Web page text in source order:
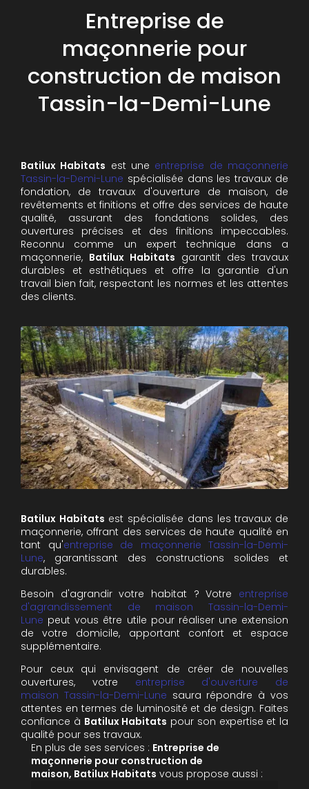
Entreprise de
maçonnerie pour
construction de maison
Tassin-la-Demi-Lune
Batilux Habitats est une entreprise de maçonnerie
Tassin-la-Demi-Lune spécialisée dans les travaux de
fondation, de travaux d'ouverture de maison, de
revêtements et finitions et offre des services de haute
qualité, assurant des fondations solides, des
ouvertures précises et des finitions impeccables.
Reconnu comme un expert technique dans a
maçonnerie, Batilux Habitats garantit des travaux
durables et esthétiques et offre la garantie d'un
travail bien fait, respectant les normes et les attentes
des clients.
Batilux Habitats est spécialisée dans les travaux de
maçonnerie, offrant des services de haute qualité en
tant qu'entreprise de maçonnerie Tassin-la-Demi-
Lune, garantissant des constructions solides et
durables.
Besoin d'agrandir votre habitat ? Votre entreprise
d'agrandissement de maison Tassin-la-Demi-
Lune peut vous être utile pour réaliser une extension
de votre domicile, apportant confort et espace
supplémentaire.
Pour ceux qui envisagent de créer de nouvelles
ouvertures, votre entreprise d'ouverture de
maison Tassin-la-Demi-Lune saura répondre à vos
attentes en termes de luminosité et de design. Faites
confiance à Batilux Habitats pour son expertise et la
qualité pour ses travaux.
En plus de ses services : Entreprise de
maçonnerie pour construction de
maison, Batilux Habitats vous propose aussi :